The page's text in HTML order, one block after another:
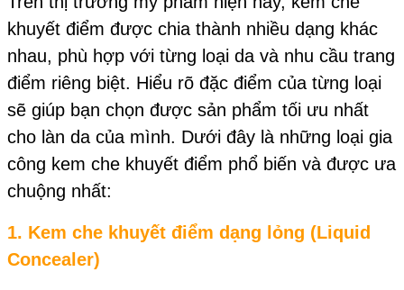
khuyết điểm được chia thành nhiều dạng khác
nhau, phù hợp với từng loại da và nhu cầu trang
điểm riêng biệt. Hiểu rõ đặc điểm của từng loại
sẽ giúp bạn chọn được sản phẩm tối ưu nhất
cho làn da của mình. Dưới đây là những loại gia
công kem che khuyết điểm phổ biến và được ưa
chuộng nhất:
1. Kem che khuyết điểm dạng lỏng (Liquid
Concealer)